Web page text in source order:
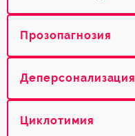
Прозопагнозия
Деперсонализация
Циклотимия